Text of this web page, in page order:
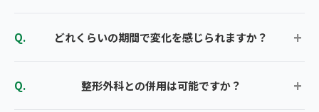
どれくらいの期間で変化を感じられますか？
整形外科との併用は可能ですか？